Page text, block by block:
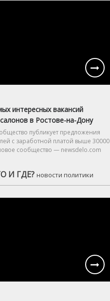
интересных вакансий
в Ростове-на-Дону
публикует предложения
с заработной платой выше 30000
сообщество — newsdelo.com
И ГДЕ? новости политики